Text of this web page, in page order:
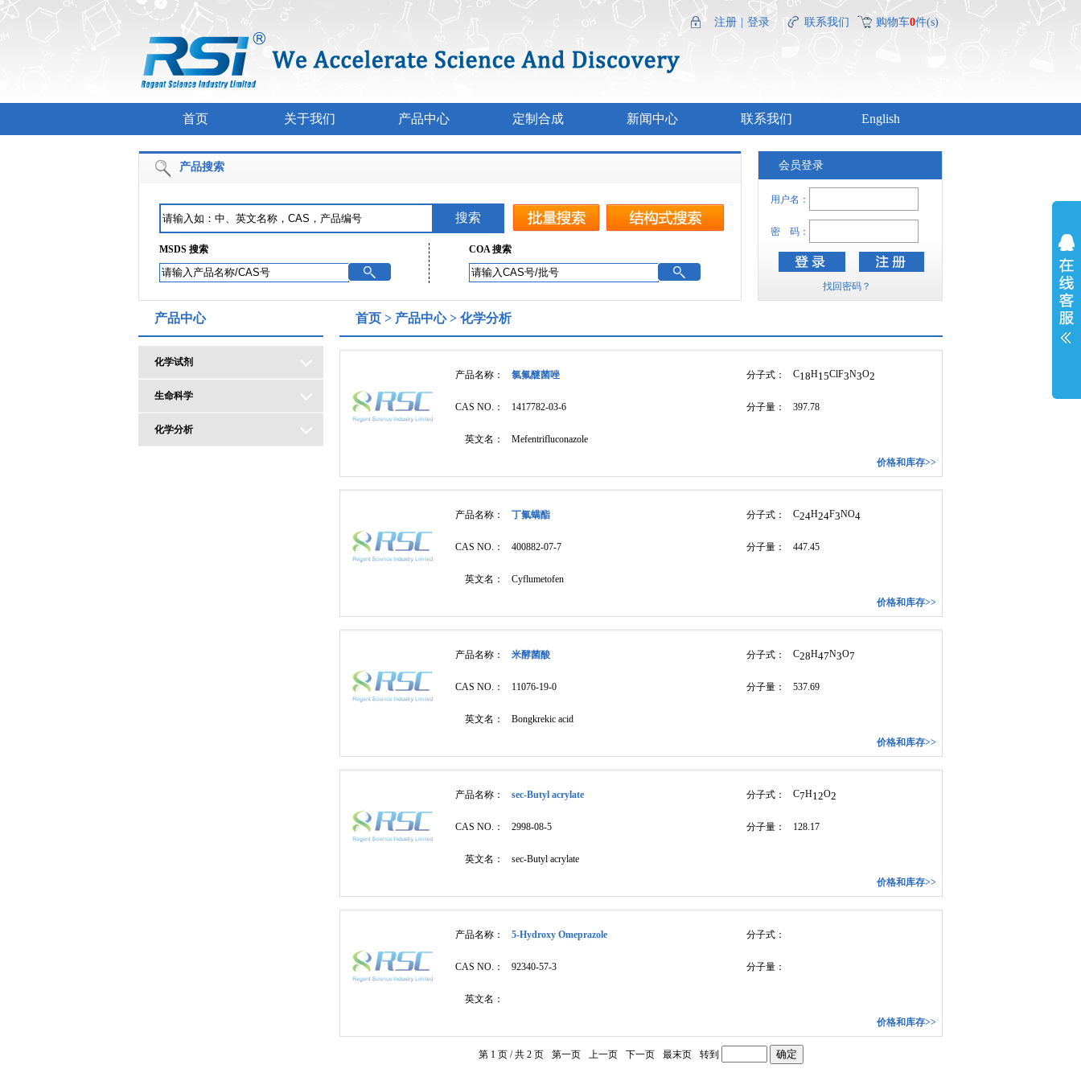
注册 登录 联系我们 购物车0件(s)
首页 关于我们 产品中心 定制合成 新闻中心 联系我们 English
产品搜索
MSDS 搜索 COA 搜索
会员登录
用户名：
密 码：
找回密码？
产品中心
化学试剂
生命科学
化学分析
首页 > 产品中心> 化学分析
产品名称： 氯氟醚菌唑 分子式： C18H15ClF3N3O2
CAS NO.： 1417782-03-6 分子量： 397.78
英文名： Mefentrifluconazole
价格和库存>>
产品名称： 丁氟螨酯 分子式： C24H24F3NO4
CAS NO.： 400882-07-7 分子量： 447.45
英文名： Cyflumetofen
价格和库存>>
产品名称： 米酵菌酸 分子式： C28H47N3O7
CAS NO.： 11076-19-0 分子量： 537.69
英文名： Bongkrekic acid
价格和库存>>
产品名称： sec-Butyl acrylate 分子式： C7H12O2
CAS NO.： 2998-08-5 分子量： 128.17
英文名： sec-Butyl acrylate
价格和库存>>
产品名称： 5-Hydroxy Omeprazole 分子式：
CAS NO.： 92340-57-3 分子量：
英文名：
价格和库存>>
第 1 页 / 共 2 页 第一页 上一页 下一页 最末页 转到